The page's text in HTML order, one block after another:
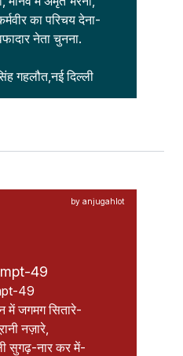
का परिचय देना-
नेता चुनना.
गहलौत,नई दिल्ली
49
49
में जगमग सितारे-
नज़ारे,
सुगढ़-नार कर में-
by anjugahlot